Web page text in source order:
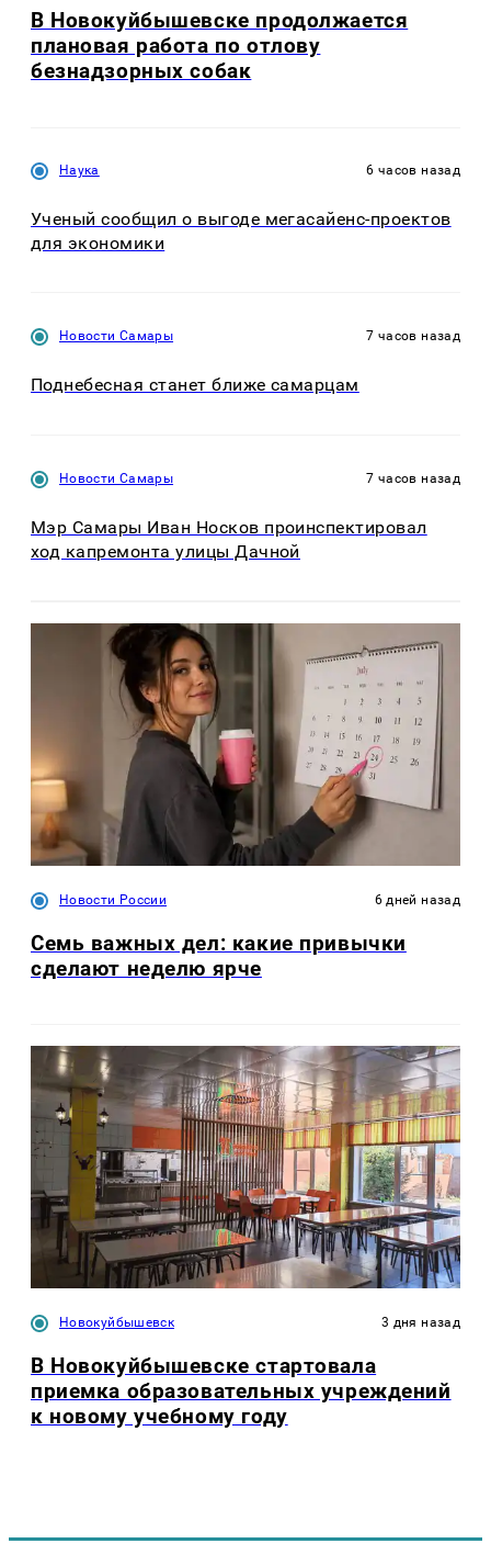
В Новокуйбышевске продолжается
плановая работа по отлову
безнадзорных собак
Наука 6 часов назад
Ученый сообщил о выгоде мегасайенс-проектов
для экономики
Новости Самары 7 часов назад
Поднебесная станет ближе самарцам
Новости Самары 7 часов назад
Мэр Самары Иван Носков проинспектировал
ход капремонта улицы Дачной
Новости России 6 дней назад
Семь важных дел: какие привычки
сделают неделю ярче
Новокуйбышевск 3 дня назад
В Новокуйбышевске стартовала
приемка образовательных учреждений
к новому учебному году